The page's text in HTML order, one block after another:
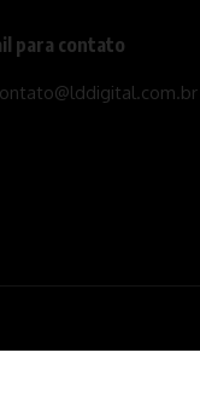
para contato